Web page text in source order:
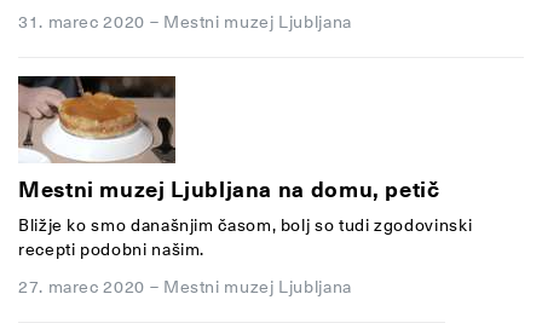
31. marec 2020 – Mestni muzej Ljubljana
Mestni muzej Ljubljana na domu, petič
Bližje ko smo današnjim časom, bolj so tudi zgodovinski
recepti podobni našim.
27. marec 2020 – Mestni muzej Ljubljana